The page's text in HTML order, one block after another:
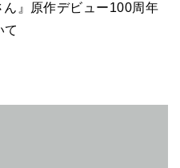
』原作デビュー100周年
て